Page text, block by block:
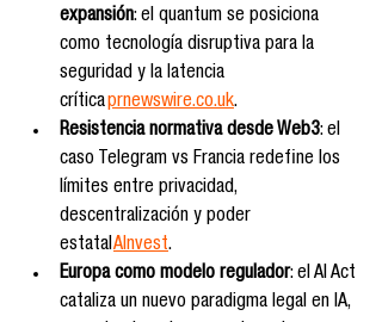
expansión: el quantum se posiciona
como tecnología disruptiva para la
seguridad y la latencia
crítica prnewswire.co.uk.
Resistencia normativa desde Web3: el
caso Telegram vs Francia redefine los
límites entre privacidad,
descentralización y poder
estatal AInvest.
Europa como modelo regulador: el AI Act
cataliza un nuevo paradigma legal en IA,